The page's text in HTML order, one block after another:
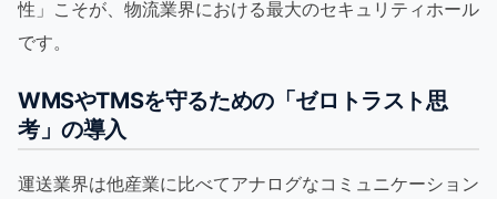
性」こそが、物流業界における最大のセキュリティホール
です。
WMSやTMSを守るための「ゼロトラスト思
考」の導入
運送業界は他産業に比べてアナログなコミュニケーション